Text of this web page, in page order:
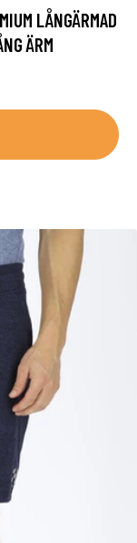
LÅNGÄRMAD
ÄRM